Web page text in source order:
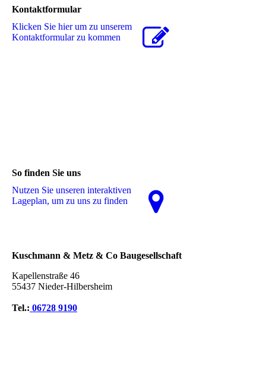
Kontaktformular
Klicken Sie hier um zu unserem
Kon­takt­for­mu­lar zu kommen
So finden Sie uns
Nutzen Sie unseren interaktiven
La­ge­plan, um zu uns zu finden
Kuschmann & Metz & Co Baugesellschaft
Kapellenstraße 46
55437 Nieder-Hilbersheim
Tel.: 06728 9190